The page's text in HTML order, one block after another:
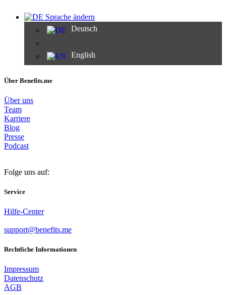
Sprache ändern
Deutsch
English
Über Benefits.me
Über uns
Team
Karriere
Blog
Presse
Podcast
Folge uns auf:
Service
Hilfe-Center
support@benefits.me
Rechtliche Informationen
Impressum
Datenschutz
AGB